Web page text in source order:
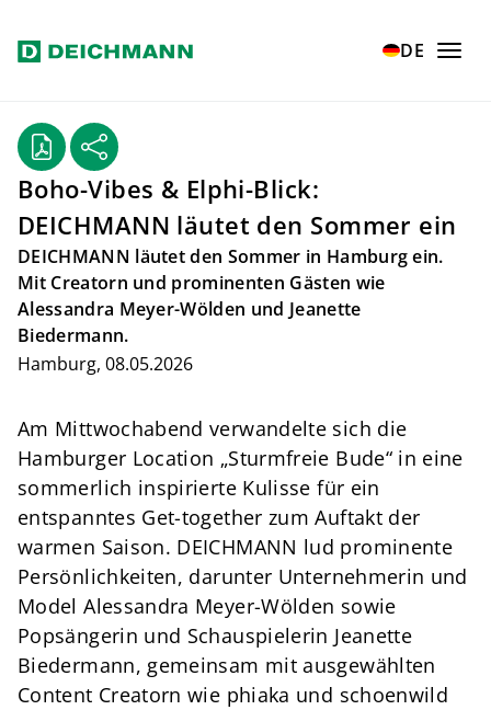
Zum Hauptinhalt springen DE
Home
Newsroom
Boho-Vibes & Elphi-Blick:
DEICHMANN läutet den Sommer ein
DEICHMANN läutet den Sommer in Hamburg ein.
Mit Creatorn und prominenten Gästen wie
Alessandra Meyer-Wölden und Jeanette
Biedermann.
Hamburg, 08.05.2026
Am Mittwochabend verwandelte sich die
Hamburger Location „Sturmfreie Bude“ in eine
sommerlich inspirierte Kulisse für ein
entspanntes Get-together zum Auftakt der
warmen Saison. DEICHMANN lud prominente
Persönlichkeiten, darunter Unternehmerin und
Model Alessandra Meyer-Wölden sowie
Popsängerin und Schauspielerin Jeanette
Biedermann, gemeinsam mit ausgewählten
Content Creatorn wie phiaka und schoenwild